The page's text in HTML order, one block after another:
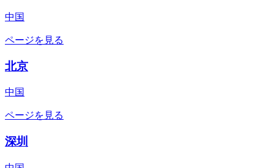
中国
ページを見る
北京
中国
ページを見る
深圳